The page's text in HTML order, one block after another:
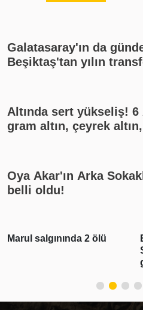
Galatasaray'ın da
Beşiktaş'tan yılın
Altında sert yükseliş! 6 Ağustos Perşembe
gram altın, çeyrek
Oya Akar'ın Arka
belli oldu!
Marul salgınında 2 ölü